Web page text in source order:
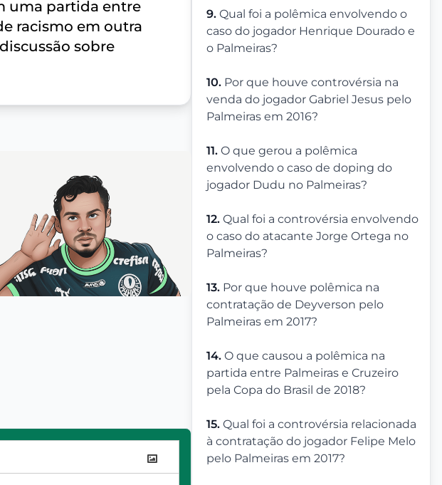
9. Qual foi a polêmica envolvendo o
caso do jogador Henrique Dourado e
o Palmeiras?
10. Por que houve controvérsia na
venda do jogador Gabriel Jesus pelo
Palmeiras em 2016?
11. O que gerou a polêmica
envolvendo o caso de doping do
jogador Dudu no Palmeiras?
12. Qual foi a controvérsia envolvendo
o caso do atacante Jorge Ortega no
Palmeiras?
13. Por que houve polêmica na
contratação de Deyverson pelo
Palmeiras em 2017?
14. O que causou a polêmica na
partida entre Palmeiras e Cruzeiro
pela Copa do Brasil de 2018?
15. Qual foi a controvérsia relacionada
à contratação do jogador Felipe Melo
pelo Palmeiras em 2017?
uma partida entre
racismo em outra
sobre